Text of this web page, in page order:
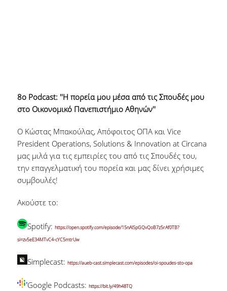
8ο Podcast: ''Η πορεία μου μέσα από τις Σπουδές μου
στο Οικονομικό Πανεπιστήμιο Αθηνών''
Ο Κώστας Μπακούλας, Απόφοιτος ΟΠΑ και Vice
President Operations, Solutions & Innovation at Circana
μας μιλά για τις εμπειρίες του από τις Σπουδές του,
την επαγγελματική του πορεία και μας δίνει χρήσιμες
συμβουλές!
Ακούστε το:
Spotify: https://open.spotify.com/episode/15nAlSpGQvQoB7z5rAf0TB?
si=zv5eE34MTvC4-cYC5mtrUw
Simplecast: https://aueb-cast.simplecast.com/episodes/oi-spoudes-sto-opa
Google Podcasts: https://bit.ly/49h48TQ